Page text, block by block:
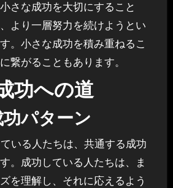
さな成功を大切にすること
より一層努力を続けようとい
。小さな成功を積み重ねるこ
繋がることもあります。
功への道
パターン
いる人たちは、共通する成功
。成功している人たちは、ま
を理解し、それに応えるよう